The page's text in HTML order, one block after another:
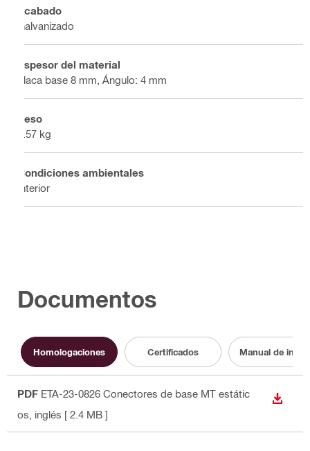
Acabado
Galvanizado
Espesor del material
placa base 8 mm, Ángulo: 4 mm
Peso
2.57 kg
Condiciones ambientales
Interior
Documentos
Homologaciones Certificados Manual de
PDF ETA-23-0826 Conectores de base MT estátic
os , inglés [ 2.4 MB ]